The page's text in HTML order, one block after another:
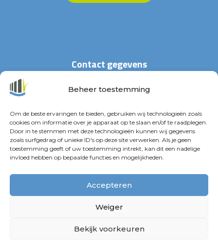
Beheer toestemming
Om de beste ervaringen te bieden, gebruiken wij technologieën zoals
cookies om informatie over je apparaat op te slaan en/of te raadplegen.
Door in te stemmen met deze technologieën kunnen wij gegevens
zoals surfgedrag of unieke ID's op deze site verwerken. Als je geen
toestemming geeft of uw toestemming intrekt, kan dit een nadelige
invloed hebben op bepaalde functies en mogelijkheden.
Accepteren
Weiger
Bekijk voorkeuren
Contact gegevens
Stationspark 30
+31(0)113 – 29 63 33
info@waterland-projecten.nl
Privacyverklaring| Website:BRAIN| Tekst: